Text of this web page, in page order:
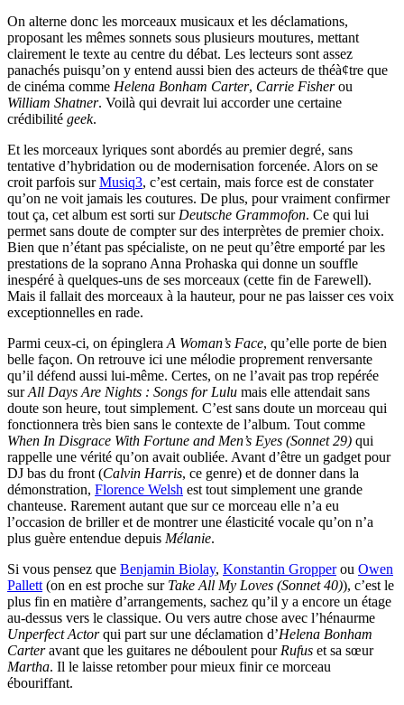
On alterne donc les morceaux musicaux et les déclamations,
proposant les mêmes sonnets sous plusieurs moutures, mettant
clairement le texte au centre du débat. Les lecteurs sont assez
panachés puisqu’on y entend aussi bien des acteurs de théà¢tre que
de cinéma comme Helena Bonham Carter, Carrie Fisherou
William Shatner. Voilà qui devrait lui accorder une certaine
crédibilité geek.
Et les morceaux lyriques sont abordés au premier degré, sans
tentative d’hybridation ou de modernisation forcenée. Alors on se
croit parfois surMusiq3, c’est certain, mais force est de constater
qu’on ne voit jamais les coutures. De plus, pour vraiment confirmer
tout ça, cet album est sorti sur Deutsche Grammofon. Ce qui lui
permet sans doute de compter sur des interprètes de premier choix.
Bien que n’étant pas spécialiste, on ne peut qu’être emporté par les
prestations de la soprano Anna Prohaska qui donne un souffle
inespéré à quelques-uns de ses morceaux (cette fin de Farewell).
Mais il fallait des morceaux à la hauteur, pour ne pas laisser ces voix
exceptionnelles en rade.
Parmi ceux-ci, on épinglera A Woman’s Face, qu’elle porte de bien
belle façon. On retrouve ici une mélodie proprement renversante
qu’il défend aussi lui-même. Certes, on ne l’avait pas trop repérée
surAll Days Are Nights : Songs for Lulu mais elle attendait sans
doute son heure, tout simplement. C’est sans doute un morceau qui
fonctionnera très bien sans le contexte de l’album. Tout comme
When In Disgrace With Fortune and Men’s Eyes (Sonnet 29) qui
rappelle une vérité qu’on avait oubliée. Avant d’être un gadget pour
DJ bas du front (Calvin Harris, ce genre) et de donner dans la
démonstration, Florence Welsh est tout simplement une grande
chanteuse. Rarement autant que sur ce morceau elle n’a eu
l’occasion de briller et de montrer une élasticité vocale qu’on n’a
plus guère entendue depuis Mélanie.
Si vous pensez que Benjamin Biolay, Konstantin Gropperou Owen
Pallett (on en est proche sur Take All My Loves (Sonnet 40)), c’est le
plus fin en matière d’arrangements, sachez qu’il y a encore un étage
au-dessus vers le classique. Ou vers autre chose avec l’hénaurme
Unperfect Actorqui part sur une déclamation d’Helena Bonham
Carteravant que les guitares ne déboulent pour Rufus et sa sœur
Martha. Il le laisse retomber pour mieux finir ce morceau
ébouriffant.